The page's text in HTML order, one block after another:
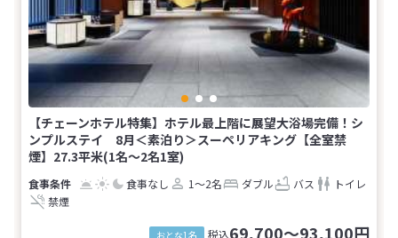
【チェーンホテル特集】ホテル最上階に展望大浴場完備！シ
ンプルステイ 8月＜素泊り＞スーペリアキング【全室禁
煙】27.3平米(1名～2名1室)
食事なし 1～2名 ダブル バス
トイレ
禁煙
おとな1名 税込69,700～93,100円